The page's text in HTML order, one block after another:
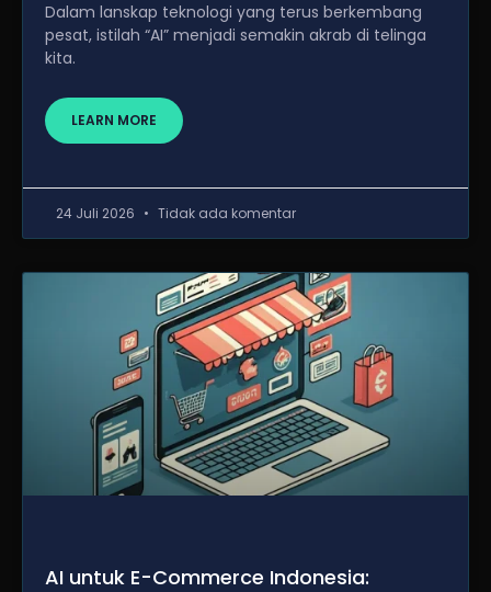
Dalam lanskap teknologi yang terus berkembang
pesat, istilah “AI” menjadi semakin akrab di telinga
kita.
LEARN MORE
24 Juli 2026 Tidak ada komentar
AI untuk E-Commerce Indonesia: